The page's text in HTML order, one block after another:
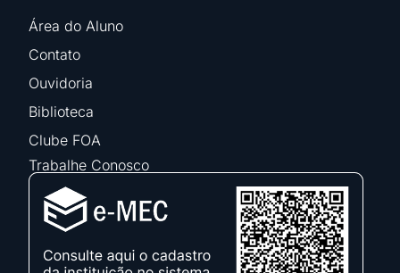
Área do Aluno
Contato
Ouvidoria
Biblioteca
Clube FOA
Trabalhe Conosco